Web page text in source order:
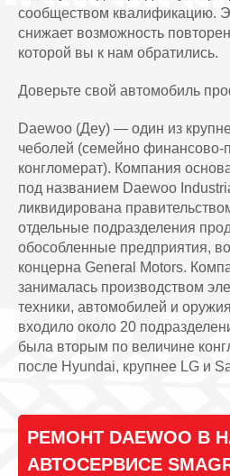
сообществом квалификацию.
снижает возможность
которой вы к нам обратились.
Доверьте свой автомобиль
Daewoo (Деу) — один из
чеболей (семейно
конгломерат). Компания
под названием Daewoo
ликвидирована
отдельные подразделения
обособленные предприятия,
концерна General Motors.
занималась производством
техники, автомобилей и
входило около 20
была вторым по величине
после Hyundai, крупнее LG и
РЕМОНТ DAEWOO В
АВТОСЕРВИСЕ